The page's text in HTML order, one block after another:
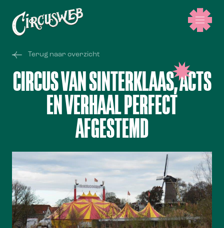
Terug naar overzicht
CIRCUS VAN SINTERKLAAS, ACTS
EN VERHAAL PERFECT
AFGESTEMD